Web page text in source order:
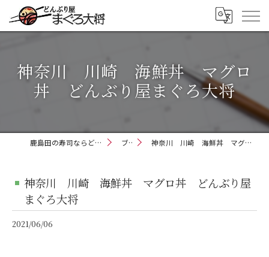
神奈川 川崎 海鮮丼 マグロ
丼 どんぶり屋まぐろ大将
鹿島田の寿司ならどんぶり屋まぐろ大将 ブログ 神奈川 川崎 海鮮丼 マグロ丼 どんぶり屋まぐろ大将
神奈川 川崎 海鮮丼 マグロ丼 どんぶり屋
まぐろ大将
2021/06/06